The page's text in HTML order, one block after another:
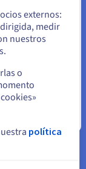
requiere
para explotar
programadores
procesadores,
la
Passing
proporcionan
lo que
más
externos:
medir
nuestros
o
política